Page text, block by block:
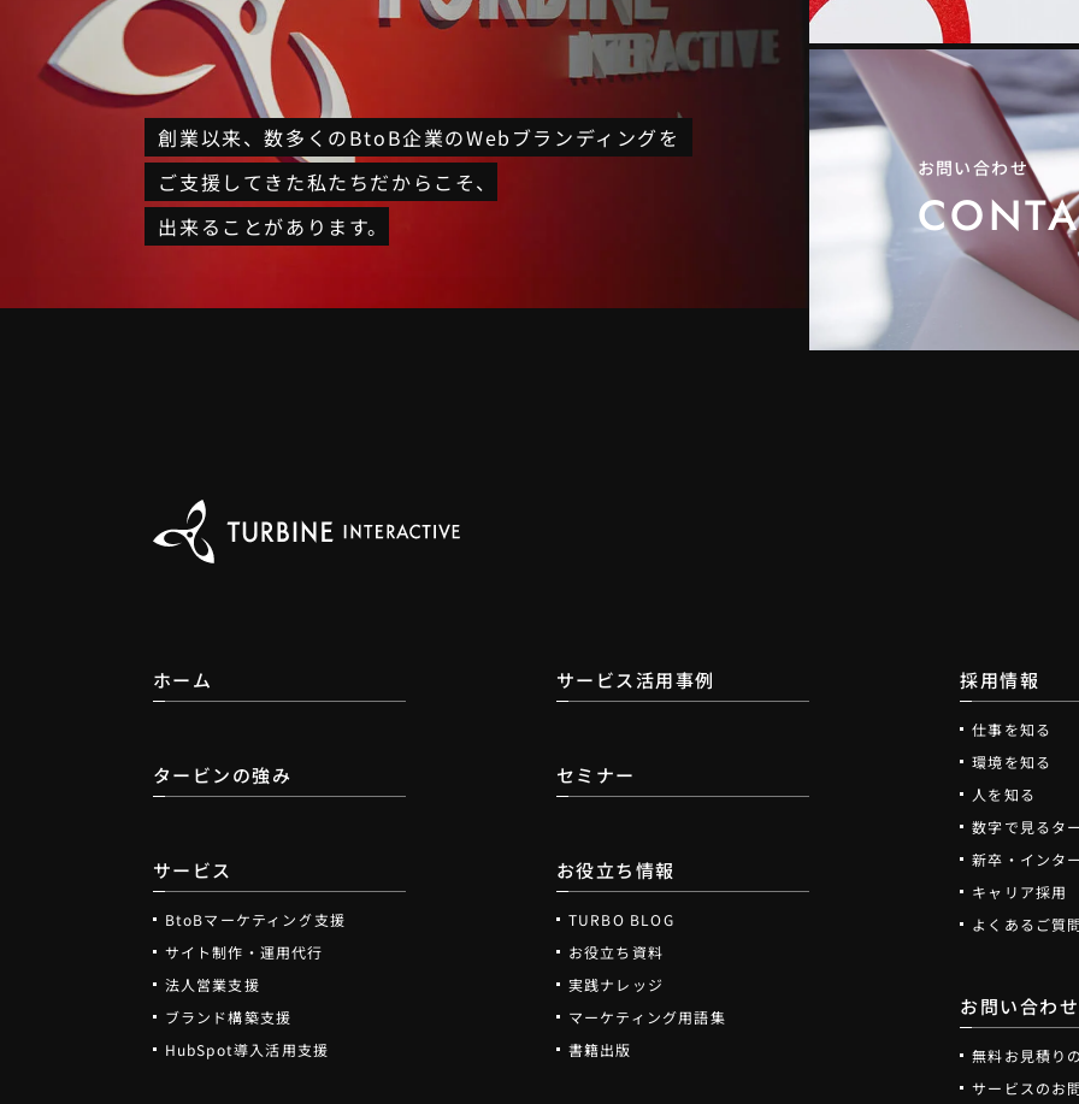
創業以来、数多くのBtoB企業のWebブランディングを
ご支援してきた私たちだからこそ、
出来ることがあります。
お問い合わせ
ホーム
タービンの強み
サービス
BtoBマーケティング支援
サイト制作・運用代行
法人営業支援
ブランド構築支援
HubSpot導入活用支援
サービス活用事例
セミナー
お役立ち情報
TURBO BLOG
お役立ち資料
実践ナレッジ
マーケティング用語集
書籍出版
採用情報
仕事を知る
環境を知る
人を知る
数字で見るタ
新卒・インタ
キャリア採用
よくあるご質
お問い合わせ
無料お見積り
サービスのお